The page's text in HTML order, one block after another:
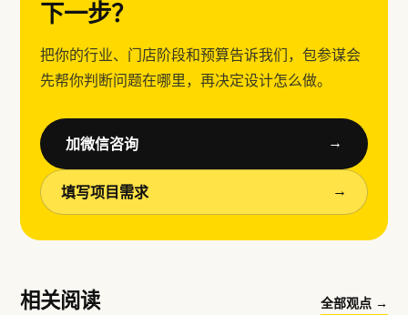
下一步？
把你的行业、门店阶段和预算告诉我们，包参谋会
先帮你判断问题在哪里，再决定设计怎么做。
加微信咨询 →
填写项目需求 →
相关阅读 全部观点 →